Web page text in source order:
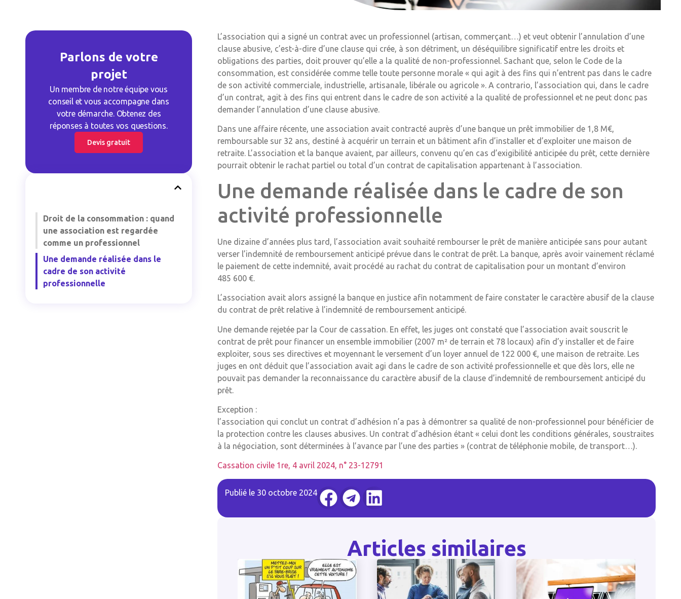
Parlons de votre
projet
Un membre de notre équipe vous
conseil et vous accompagne dans
votre démarche. Obtenez des
réponses à toutes vos questions.
Devis gratuit
Droit de la consommation : quand
une association est regardée
comme un professionnel
Une demande réalisée dans le
cadre de son activité
professionnelle
L’association qui a signé un contrat avec un professionnel (artisan, commerçant…) et veut obtenir l’annulation d’une
clause abusive, c’est-à-dire d’une clause qui crée, à son détriment, un déséquilibre significatif entre les droits et
obligations des parties, doit prouver qu’elle a la qualité de non-professionnel. Sachant que, selon le Code de la
consommation, est considérée comme telle toute personne morale « qui agit à des fins qui n’entrent pas dans le cadre
de son activité commerciale, industrielle, artisanale, libérale ou agricole ». A contrario, l’association qui, dans le cadre
d’un contrat, agit à des fins qui entrent dans le cadre de son activité a la qualité de professionnel et ne peut donc pas
demander l’annulation d’une clause abusive.
Dans une affaire récente, une association avait contracté auprès d’une banque un prêt immobilier de 1,8 M€,
remboursable sur 32 ans, destiné à acquérir un terrain et un bâtiment afin d’installer et d’exploiter une maison de
retraite. L’association et la banque avaient, par ailleurs, convenu qu’en cas d’exigibilité anticipée du prêt, cette dernière
pourrait obtenir le rachat partiel ou total d’un contrat de capitalisation appartenant à l’association.
Une demande réalisée dans le cadre de son
activité professionnelle
Une dizaine d’années plus tard, l’association avait souhaité rembourser le prêt de manière anticipée sans pour autant
verser l’indemnité de remboursement anticipé prévue dans le contrat de prêt. La banque, après avoir vainement réclamé
le paiement de cette indemnité, avait procédé au rachat du contrat de capitalisation pour un montant d’environ
485 600 €.
L’association avait alors assigné la banque en justice afin notamment de faire constater le caractère abusif de la clause
du contrat de prêt relative à l’indemnité de remboursement anticipé.
Une demande rejetée par la Cour de cassation. En effet, les juges ont constaté que l’association avait souscrit le
contrat de prêt pour financer un ensemble immobilier (2007 m² de terrain et 78 locaux) afin d’y installer et de faire
exploiter, sous ses directives et moyennant le versement d’un loyer annuel de 122 000 €, une maison de retraite. Les
juges en ont déduit que l’association avait agi dans le cadre de son activité professionnelle et que dès lors, elle ne
pouvait pas demander la reconnaissance du caractère abusif de la clause d’indemnité de remboursement anticipé du
prêt.
Exception :
l’association qui conclut un contrat d’adhésion n’a pas à démontrer sa qualité de non-professionnel pour bénéficier de
la protection contre les clauses abusives. Un contrat d’adhésion étant « celui dont les conditions générales, soustraites
à la négociation, sont déterminées à l’avance par l’une des parties » (contrat de téléphonie mobile, de transport…).
Cassation civile 1re, 4 avril 2024, n° 23-12791
Publié le 30 octobre 2024
Articles similaires